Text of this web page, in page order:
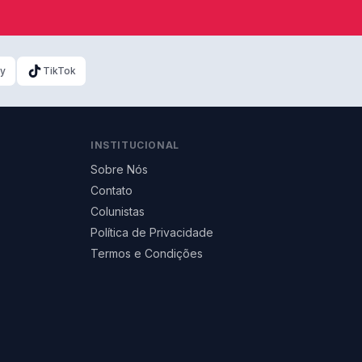
TikTok
INSTITUCIONAL
Sobre Nós
Contato
Colunistas
Política de Privacidade
Termos e Condições